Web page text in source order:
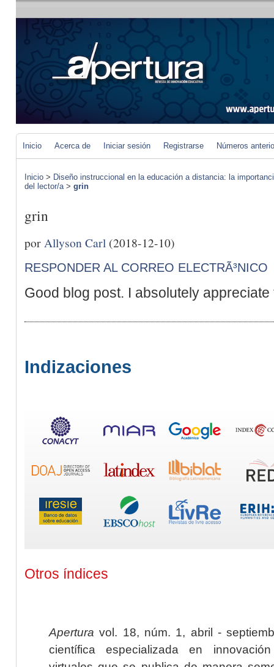
Inicio Acerca de Iniciar sesión Registrarse Números
Inicio > Diseño instruccional en la educación a distancia: la
del lector/a> grin
grin
por Allyson Carl (2018-12-10)
RESPONDER AL CORREO ELECTRÃ³NICO
Good blog post. I absolutely
Indizaciones
Otros índices
Apertura vol. 18, núm. 1, abril -
científica especializada en